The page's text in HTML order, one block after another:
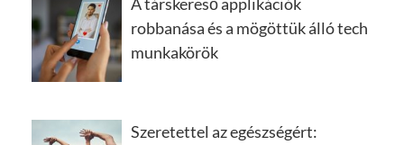
robbanása és a mögöttük álló tech
munkakörök
Szeretettel az egészségért: